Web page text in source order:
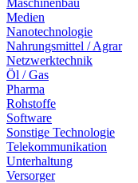
Maschinenbau
Medien
Nanotechnologie
Nahrungsmittel / Agrar
Netzwerktechnik
Öl / Gas
Pharma
Rohstoffe
Software
Sonstige Technologie
Telekommunikation
Unterhaltung
Versorger